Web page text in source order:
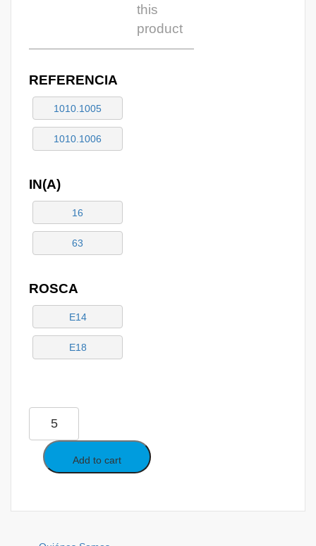
this
product
REFERENCIA
1010.1005
1010.1006
IN(A)
16
63
ROSCA
E14
E18
FUSIBLES
DO
TRIPOLARES,
TORNILLO
Add to cart